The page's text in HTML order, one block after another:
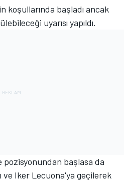
koşullarında başladı ancak
uyarısı yapıldı.
pozisyonundan başlasa da
Iker Lecuona'ya geçilerek